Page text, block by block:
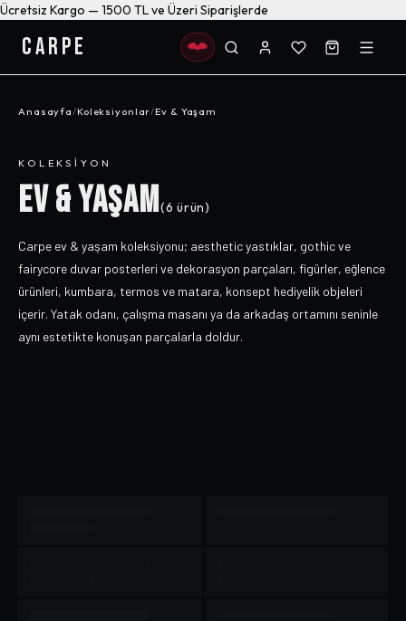
Ücretsiz Kargo — 1500 TL ve Üzeri Siparişlerde
CARPE
Anasayfa/Koleksiyonlar/Ev & Yaşam
KOLEKSIYON
EV & YAŞAM(6 ürün)
Carpe ev & yaşam koleksiyonu; aesthetic yastıklar, gothic ve
fairycore duvar posterleri ve dekorasyon parçaları, figürler, eğlence
ürünleri, kumbara, termos ve matara, konsept hediyelik objeleri
içerir. Yatak odanı, çalışma masanı ya da arkadaş ortamını seninle
aynı estetikte konuşan parçalarla doldur.